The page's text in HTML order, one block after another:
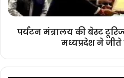
में
मध्यप्रदेश
अवार्ड....
पर्यटन मंत्रालय की बेस्ट
मध्यप्रदेश ने जीते